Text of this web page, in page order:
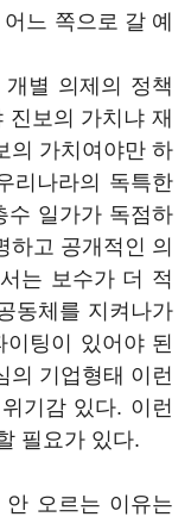
느 쪽으로 갈 예
별 의제의 정책
보의 가치냐 재
의 가치여야만 하
리나라의 독특한
수 일가가 독점하
하고 공개적인 의
는 보수가 더 적
동체를 지켜나가
팅이 있어야 된
의 기업형태 이런
기감 있다. 이런
필요가 있다.
오르는 이유는